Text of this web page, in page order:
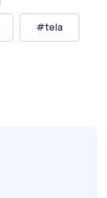
#tela